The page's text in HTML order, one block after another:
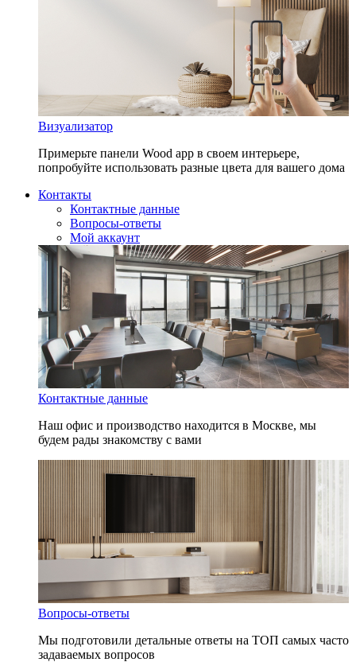
Визуализатор
Примерьте панели Wood app в своем интерьере,
попробуйте использовать разные цвета для вашего дома
Контакты
Контактные данные
Вопросы-ответы
Мой аккаунт
Контактные данные
Наш офис и производство находится в Москве, мы
будем рады знакомству с вами
Вопросы-ответы
Мы подготовили детальные ответы на ТОП самых часто
задаваемых вопросов